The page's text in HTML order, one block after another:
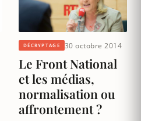
DÉCRYPTAGE 30 octobre 2014
Le Front National
et les médias,
normalisation ou
affrontement ?